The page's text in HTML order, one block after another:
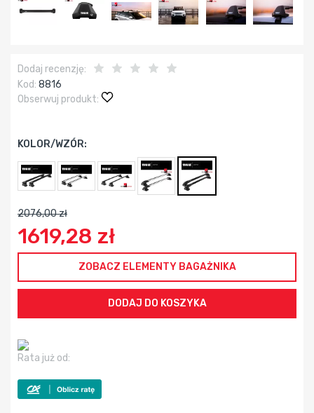
Dodaj recenzję:
Kod: 8816
Obserwuj produkt:
KOLOR/WZÓR:
2076,00 zł
1619,28 zł
ZOBACZ ELEMENTY BAGAŻNIKA
Rata już od: